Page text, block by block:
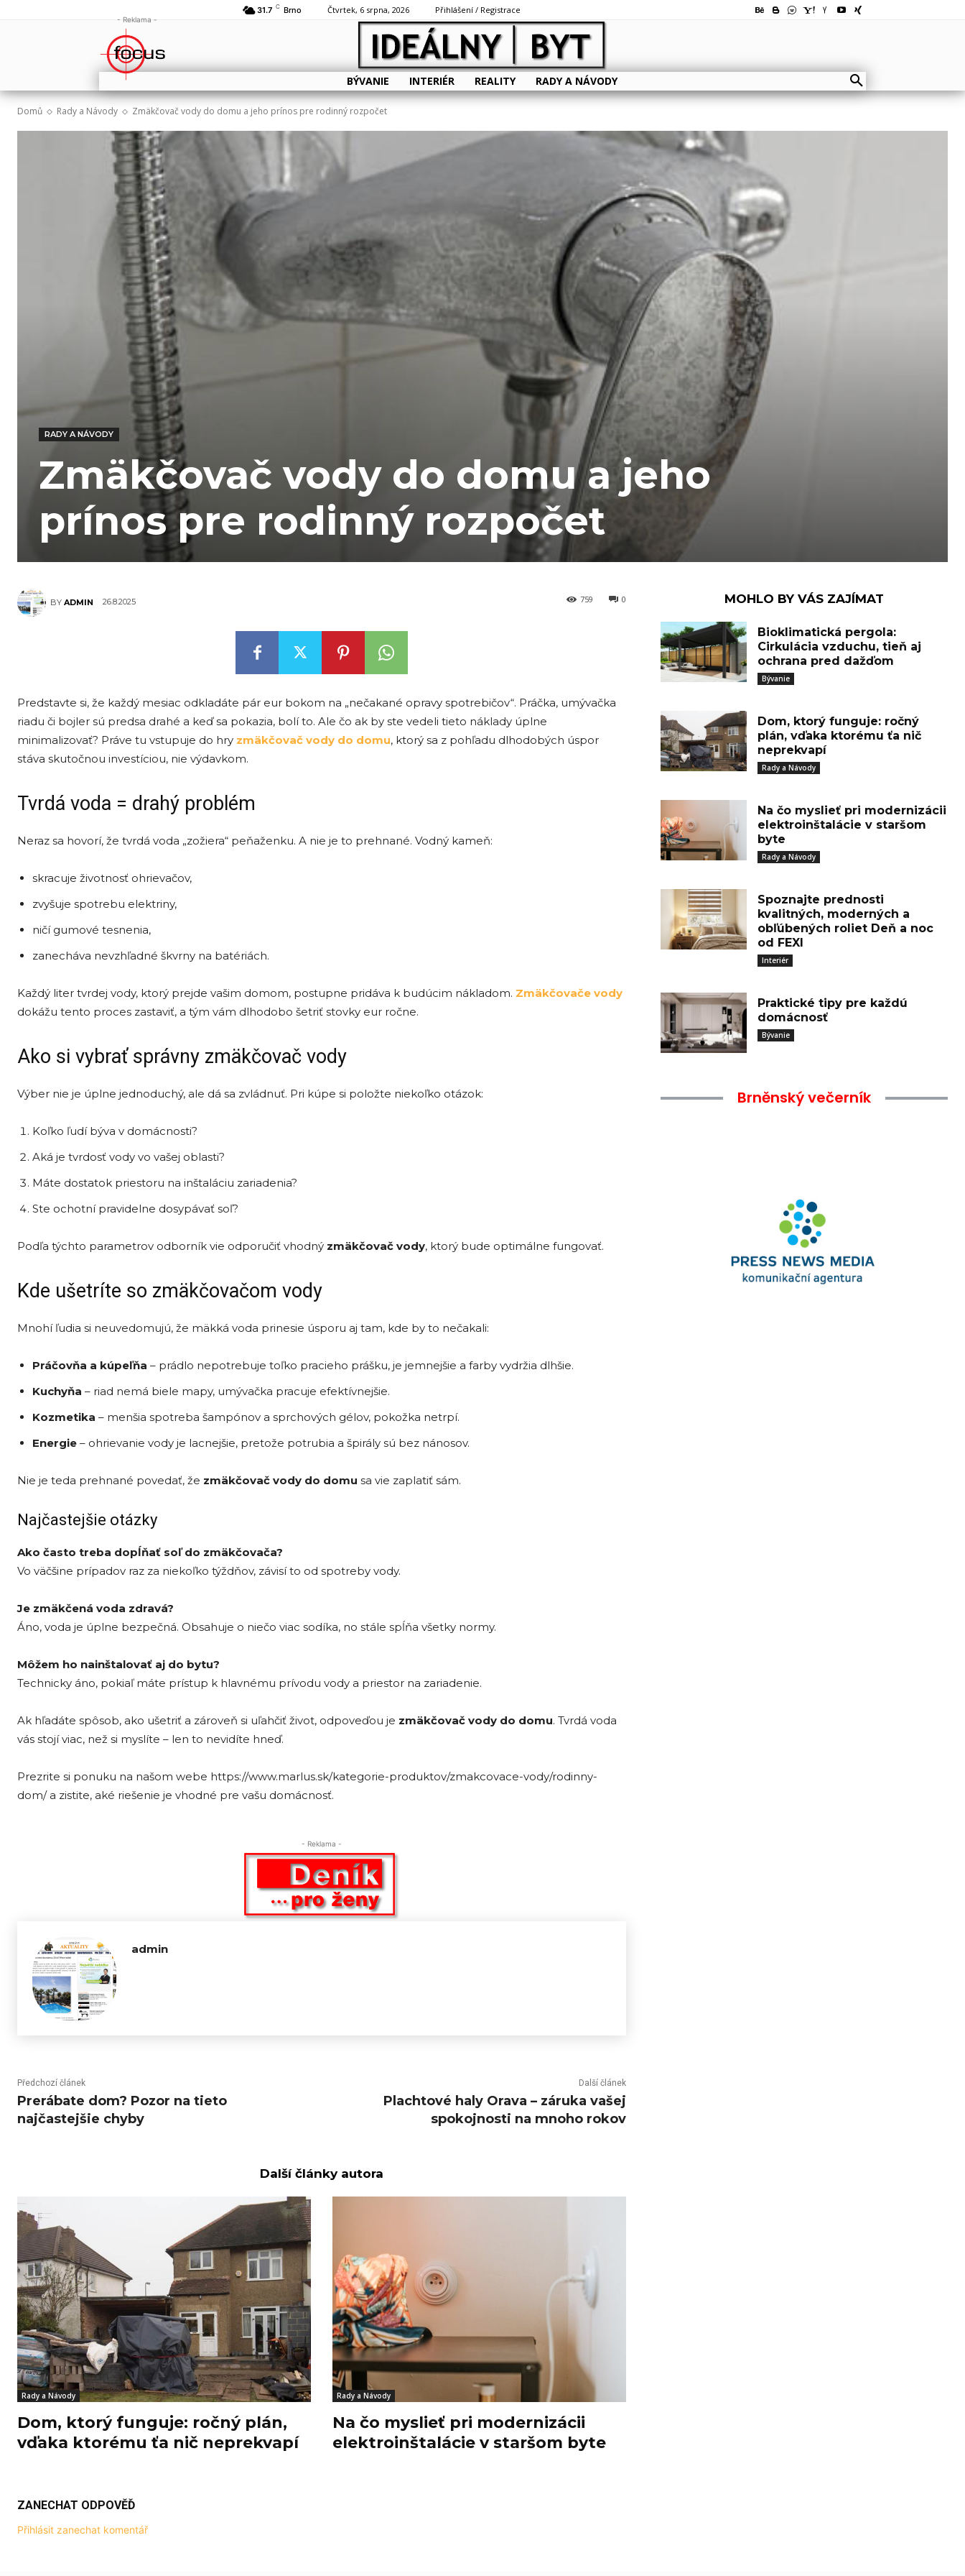
31.7 C Brno Čtvrtek, 6 srpna, 2026 Přihlášení / Registrace
- Reklama -
BÝVANIE INTERIÉR REALITY RADY A NÁVODY
Domů Rady a Návody Zmäkčovač vody do domu a jeho prínos pre rodinný rozpočet
RADY A NÁVODY
Zmäkčovač vody do domu a jeho
prínos pre rodinný rozpočet
BY ADMIN 26.8.2025 0
759
Predstavte si, že každý mesiac odkladáte pár eur bokom na „nečakané opravy spotrebičov“. Práčka, umývačka
riadu či bojler sú predsa drahé a keď sa pokazia, bolí to. Ale čo ak by ste vedeli tieto náklady úplne
minimalizovať? Práve tu vstupuje do hry zmäkčovač vody do domu, ktorý sa z pohľadu dlhodobých úspor
stáva skutočnou investíciou, nie výdavkom.
Tvrdá voda = drahý problém
Neraz sa hovorí, že tvrdá voda „zožiera“ peňaženku. A nie je to prehnané. Vodný kameň:
skracuje životnosť ohrievačov,
zvyšuje spotrebu elektriny,
ničí gumové tesnenia,
zanecháva nevzhľadné škvrny na batériách.
Každý liter tvrdej vody, ktorý prejde vašim domom, postupne pridáva k budúcim nákladom. Zmäkčovače vody
dokážu tento proces zastaviť, a tým vám dlhodobo šetriť stovky eur ročne.
Ako si vybrať správny zmäkčovač vody
Výber nie je úplne jednoduchý, ale dá sa zvládnuť. Pri kúpe si položte niekoľko otázok:
Koľko ľudí býva v domácnosti?
Aká je tvrdosť vody vo vašej oblasti?
Máte dostatok priestoru na inštaláciu zariadenia?
Ste ochotní pravidelne dosypávať soľ?
Podľa týchto parametrov odborník vie odporučiť vhodný zmäkčovač vody, ktorý bude optimálne fungovať.
Kde ušetríte so zmäkčovačom vody
Mnohí ľudia si neuvedomujú, že mäkká voda prinesie úsporu aj tam, kde by to nečakali:
Práčovňa a kúpeľňa – prádlo nepotrebuje toľko pracieho prášku, je jemnejšie a farby vydržia dlhšie.
Kuchyňa – riad nemá biele mapy, umývačka pracuje efektívnejšie.
Kozmetika – menšia spotreba šampónov a sprchových gélov, pokožka netrpí.
Energie – ohrievanie vody je lacnejšie, pretože potrubia a špirály sú bez nánosov.
Nie je teda prehnané povedať, že zmäkčovač vody do domu sa vie zaplatiť sám.
Najčastejšie otázky
Ako často treba dopĺňať soľ do zmäkčovača?
Vo väčšine prípadov raz za niekoľko týždňov, závisí to od spotreby vody.
Je zmäkčená voda zdravá?
Áno, voda je úplne bezpečná. Obsahuje o niečo viac sodíka, no stále spĺňa všetky normy.
Môžem ho nainštalovať aj do bytu?
Technicky áno, pokiaľ máte prístup k hlavnému prívodu vody a priestor na zariadenie.
Ak hľadáte spôsob, ako ušetriť a zároveň si uľahčiť život, odpoveďou je zmäkčovač vody do domu. Tvrdá voda
vás stojí viac, než si myslíte – len to nevidíte hneď.
Prezrite si ponuku na našom webe https://www.marlus.sk/kategorie-produktov/zmakcovace-vody/rodinny-
dom/ a zistite, aké riešenie je vhodné pre vašu domácnosť.
- Reklama -
admin
Předchozí článek
Prerábate dom? Pozor na tieto
najčastejšie chyby
Další článek
Plachtové haly Orava – záruka vašej
spokojnosti na mnoho rokov
Další články autora
Rady a Návody
Dom, ktorý funguje: ročný plán,
vďaka ktorému ťa nič neprekvapí
Rady a Návody
Na čo myslieť pri modernizácii
elektroinštalácie v staršom byte
ZANECHAT ODPOVĚĎ
Přihlásit zanechat komentář
MOHLO BY VÁS ZAJÍMAT
Bioklimatická pergola:
Cirkulácia vzduchu, tieň aj
ochrana pred dažďom
Bývanie
Dom, ktorý funguje: ročný
plán, vďaka ktorému ťa nič
neprekvapí
Rady a Návody
Na čo myslieť pri modernizácii
elektroinštalácie v staršom
byte
Rady a Návody
Spoznajte prednosti
kvalitných, moderných a
obľúbených roliet Deň a noc
od FEXI
Interiér
Praktické tipy pre každú
domácnosť
Bývanie
Brněnský večerník